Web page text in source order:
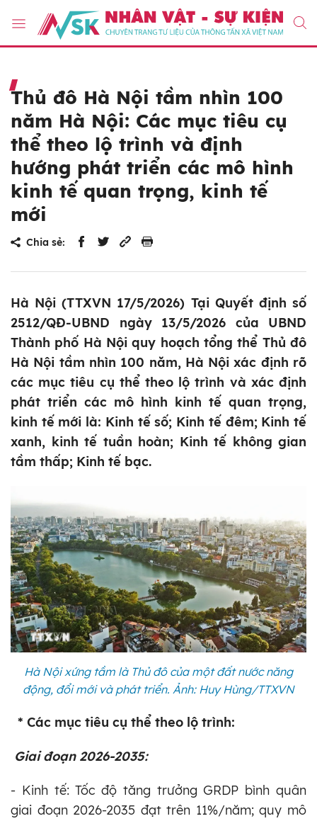
Thủ đô Hà Nội tầm nhìn 100
năm Hà Nội: Các mục tiêu cụ
thể theo lộ trình và định
hướng phát triển các mô hình
kinh tế quan trọng, kinh tế
mới
Chia sẻ:
Hà Nội (TTXVN 17/5/2026) Tại Quyết định số
2512/QĐ-UBND ngày 13/5/2026 của UBND
Thành phố Hà Nội quy hoạch tổng thể Thủ đô
Hà Nội tầm nhìn 100 năm, Hà Nội xác định rõ
các mục tiêu cụ thể theo lộ trình và xác định
phát triển các mô hình kinh tế quan trọng,
kinh tế mới là: Kinh tế số; Kinh tế đêm; Kinh tế
xanh, kinh tế tuần hoàn; Kinh tế không gian
tầm thấp; Kinh tế bạc.
Hà Nội xứng tầm là Thủ đô của một đất nước năng
động, đổi mới và phát triển. Ảnh: Huy Hùng/TTXVN
* Các mục tiêu cụ thể theo lộ trình:
Giai đoạn 2026-2035:
- Kinh tế: Tốc độ tăng trưởng GRDP bình quân
giai đoạn 2026-2035 đạt trên 11%/năm; quy mô